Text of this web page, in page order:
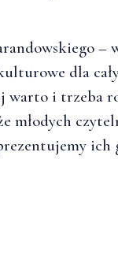
–
dla
warto i trzeba
młodych
ich